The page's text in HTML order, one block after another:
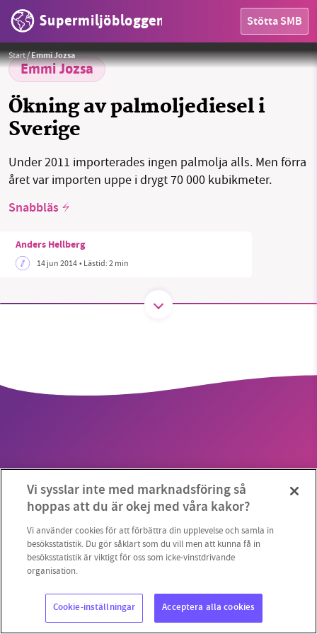
Supermiljöbloggen Stötta SMB
OMRÅDEN
OM OSS
Sparade inlägg
Threads
Start/Emmi Jozsa
Emmi Jozsa
Ökning av palmoljediesel i
Sverige
Under 2011 importerades ingen palmolja alls. Men förra
året var importen uppe i drygt 70 000 kubikmeter.
Snabbläs
Anders Hellberg
14 jun 2014• Lästid:2 min
Foto:Oka Budhi, Greenpeace
Copyright 2023 © Supermiljöbloggen Cookieinställningar
SMB kämpar för en hållbar framtid. Sedan
starten 2010 har vår ideella redaktion drivit
vill hjälpa oss.
Stötta vårt arbete genom att swisha en slant till
1231368703
Läs vad vi vill göra
Vi sysslar inte med marknadsföring så
hoppas att du är okej med våra kakor?
Vi använder cookies för att förbättra din upplevelse och samla in
besöksstatistik. Du gör såklart som du vill men att kunna få in
besöksstatistik är viktigt för oss som icke-vinstdrivande
organisation.
Cookie-inställningar Acceptera alla cookies